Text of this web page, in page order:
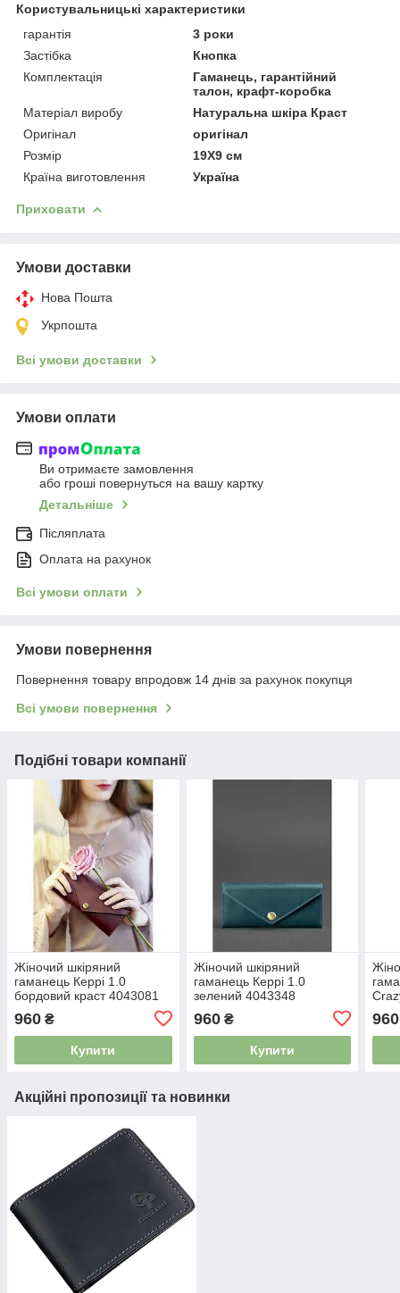
Користувальницькі характеристики
гарантія
3 роки
Застібка
Кнопка
Комплектація
Гаманець, гарантійний
талон, крафт-коробка
Матеріал виробу
Натуральна шкіра Краст
Оригінал
оригінал
Розмір
19X9 см
Країна виготовлення
Україна
Приховати
Умови доставки
Нова Пошта
Укрпошта
Всі умови доставки
Умови оплати
Ви отримаєте замовлення
або гроші повернуться на вашу картку
Детальніше
Післяплата
Оплата на рахунок
Всі умови оплати
Умови повернення
Повернення товару впродовж 14 днів за рахунок покупця
Всі умови повернення
Подібні товари компанії
Жіночий шкіряний
гаманець Керрі 1.0
бордовий краст 4043081
960 ₴
Купити
Жіночий шкіряний
гаманець Керрі 1.0
зелений 4043348
960₴
Купити
960
Акційні пропозиції та новинки